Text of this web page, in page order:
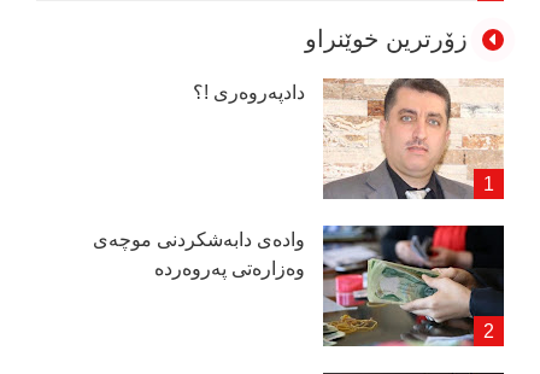
زۆرترین خوێنراو
دادپەروەری !؟
وادەی دابەشكردنی موچەی
وەزارەتی پەروەردە